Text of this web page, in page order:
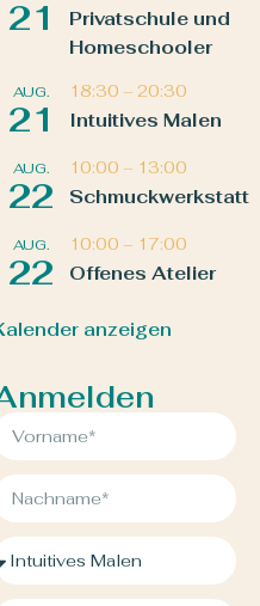
21
Privatschule und
Homeschooler
AUG.
21
18:30 – 20:30
Intuitives Malen
AUG.
22
10:00 – 13:00
Schmuckwerkstatt
AUG.
22
10:00 – 17:00
Offenes Atelier
anzeigen